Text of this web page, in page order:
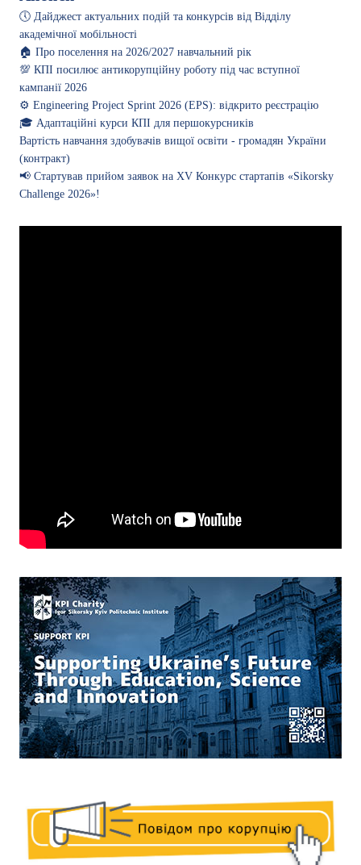
🕔 Дайджест актуальних подій та конкурсів від Відділу
академічної мобільності
🏠 Про поселення на 2026/2027 навчальний рік
💯 КПІ посилює антикорупційну роботу під час вступної
кампанії 2026
⚙️ Engineering Project Sprint 2026 (EPS): відкрито реєстрацію
🎓 Адаптаційні курси КПІ для першокурсників
Вартість навчання здобувачів вищої освіти - громадян України
(контракт)
📢 Стартував прийом заявок на XV Конкурс стартапів «Sikorsky
Challenge 2026»!